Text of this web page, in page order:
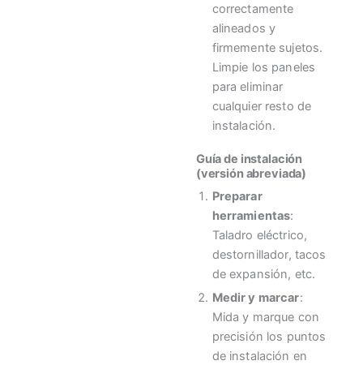
correctamente
alineados y
firmemente sujetos.
Limpie los paneles
para eliminar
cualquier resto de
instalación.
Guía de instalación
(versión abreviada)
Preparar
herramientas:
Taladro eléctrico,
destornillador, tacos
de expansión, etc.
Medir y marcar:
Mida y marque con
precisión los puntos
de instalación en